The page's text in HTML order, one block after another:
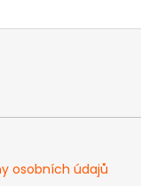
osobních údajů